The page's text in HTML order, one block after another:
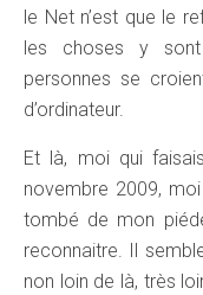
le Net n’est que le
les choses y sont
personnes se
d’ordinateur.
Et là, moi qui
novembre 2009,
tombé de mon
reconnaitre. Il
non loin de là, très